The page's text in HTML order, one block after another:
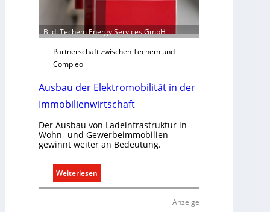
y
s
t
.
Bild: Techem Energy Services GmbH
Partnerschaft zwischen Techem und
Compleo
Ausbau der Elektromobilität in der
Immobilienwirtschaft
Der Ausbau von Ladeinfrastruktur in
Wohn- und Gewerbeimmobilien
gewinnt weiter an Bedeutung.
Weiterlesen
A
Anzeige